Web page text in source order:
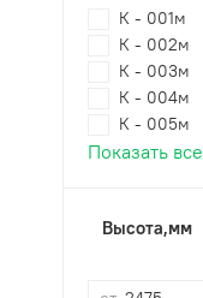
К - 001м
К - 002м
К - 003м
К - 004м
К - 005м
Показать все
Высота,мм